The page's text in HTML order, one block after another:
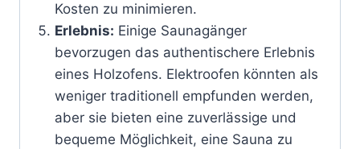
Kosten zu minimieren.
Erlebnis: Einige Saunagänger
bevorzugen das authentischere Erlebnis
eines Holzofens. Elektroofen könnten als
weniger traditionell empfunden werden,
aber sie bieten eine zuverlässige und
bequeme Möglichkeit, eine Sauna zu